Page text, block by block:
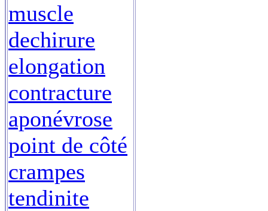
muscle
dechirure
elongation
contracture
aponévrose
point de côté
crampes
tendinite